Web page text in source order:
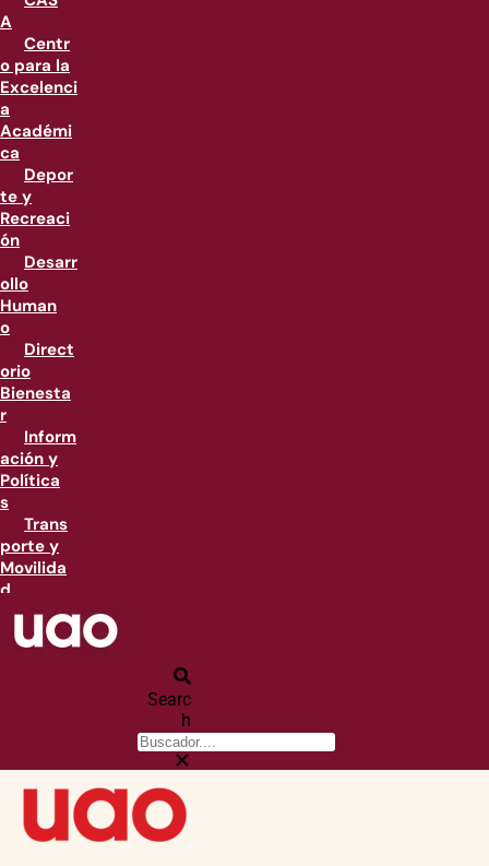
A
Centr
o para la
Excelenci
a
Académi
ca
Depor
te y
Recreaci
ón
Desarr
ollo
Human
o
Direct
orio
Bienesta
r
Inform
ación y
Política
s
Trans
porte y
Movilida
d
Searc
h